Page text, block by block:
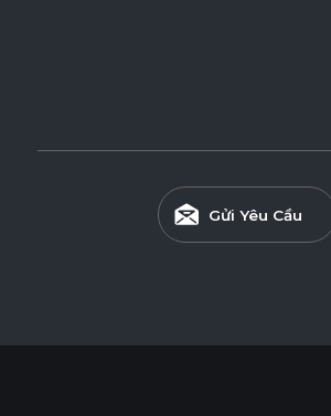
Gửi Yêu Cầu